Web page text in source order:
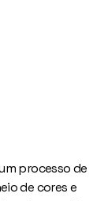
processo de
de cores e